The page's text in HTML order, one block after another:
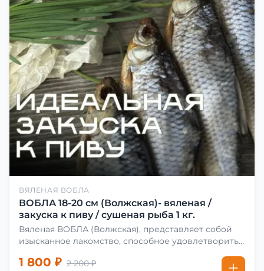
ВЯЛЕНАЯ ВОБЛА
ВОБЛА 18-20 см (Волжская)- вяленая /
закуска к пиву / сушеная рыба 1 кг.
Вяленая ВОБЛА (Волжская), представляет собой
изысканное лакомство, способное удовлетворить
сделать вяленую воблу, её сначала хорошо солят.
1 800 ₽ 2 200 ₽